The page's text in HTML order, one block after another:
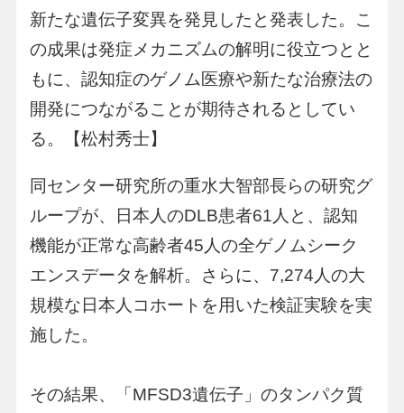
新たな遺伝子変異を発見したと発表した。こ
の成果は発症メカニズムの解明に役立つとと
もに、認知症のゲノム医療や新たな治療法の
開発につながることが期待されるとしてい
る。【松村秀士】
同センター研究所の重水大智部長らの研究グ
ループが、日本人のDLB患者61人と、認知
機能が正常な高齢者45人の全ゲノムシーク
エンスデータを解析。さらに、7,274人の大
規模な日本人コホートを用いた検証実験を実
施した。
その結果、「MFSD3遺伝子」のタンパク質